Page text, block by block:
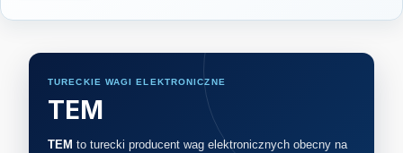
TURECKIE WAGI ELEKTRONICZNE
TEM
TEM to turecki producent wag elektronicznych obecny na